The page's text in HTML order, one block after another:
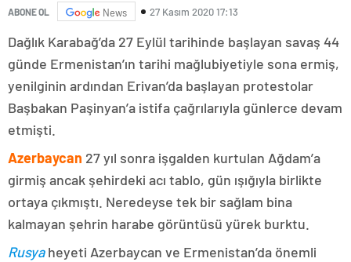
ABONE OL News 27 Kasım 2020 17:13
Dağlık Karabağ’da 27 Eylül tarihinde başlayan savaş 44
günde Ermenistan’ın tarihi mağlubiyetiyle sona ermiş,
yenilginin ardından Erivan’da başlayan protestolar
Başbakan Paşinyan’a istifa çağrılarıyla günlerce devam
etmişti.
Azerbaycan 27 yıl sonra işgalden kurtulan Ağdam’a
girmiş ancak şehirdeki acı tablo, gün ışığıyla birlikte
ortaya çıkmıştı. Neredeyse tek bir sağlam bina
kalmayan şehrin harabe görüntüsü yürek burktu.
Rusyaheyeti Azerbaycan ve Ermenistan’da önemli